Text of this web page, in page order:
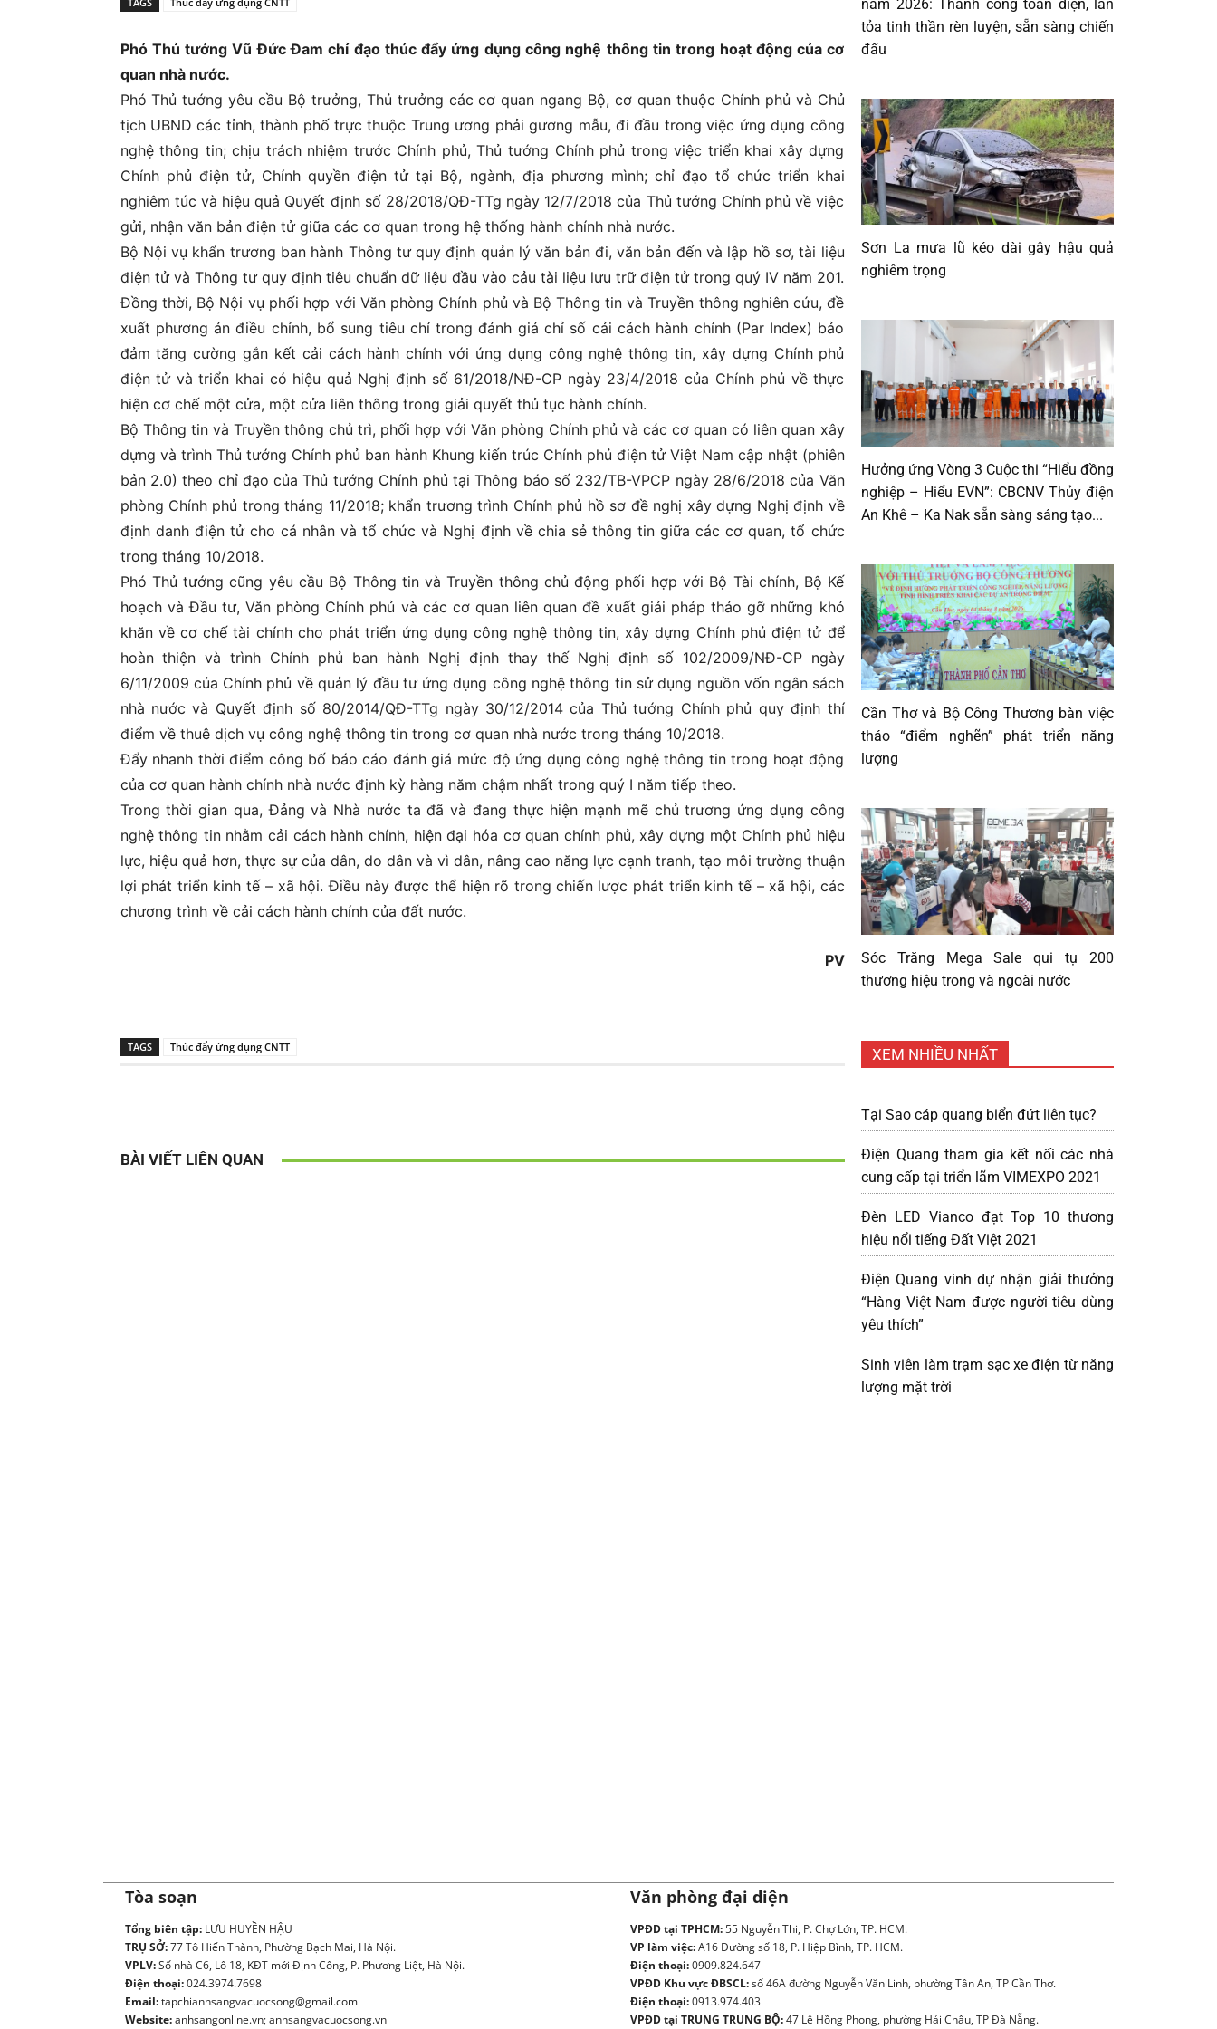
Phó Thủ tướng Vũ Đức Đam chỉ đạo thúc đẩy ứng dụng công nghệ thông tin trong hoạt động của cơ
quan nhà nước.
Phó Thủ tướng yêu cầu Bộ trưởng, Thủ trưởng các cơ quan ngang Bộ, cơ quan thuộc Chính phủ và Chủ
tịch UBND các tỉnh, thành phố trực thuộc Trung ương phải gương mẫu, đi đầu trong việc ứng dụng công
nghệ thông tin; chịu trách nhiệm trước Chính phủ, Thủ tướng Chính phủ trong việc triển khai xây dựng
Chính phủ điện tử, Chính quyền điện tử tại Bộ, ngành, địa phương mình; chỉ đạo tổ chức triển khai
nghiêm túc và hiệu quả Quyết định số 28/2018/QĐ-TTg ngày 12/7/2018 của Thủ tướng Chính phủ về việc
gửi, nhận văn bản điện tử giữa các cơ quan trong hệ thống hành chính nhà nước.
Bộ Nội vụ khẩn trương ban hành Thông tư quy định quản lý văn bản đi, văn bản đến và lập hồ sơ, tài liệu
điện tử và Thông tư quy định tiêu chuẩn dữ liệu đầu vào cảu tài liệu lưu trữ điện tử trong quý IV năm 201.
Đồng thời, Bộ Nội vụ phối hợp với Văn phòng Chính phủ và Bộ Thông tin và Truyền thông nghiên cứu, đề
xuất phương án điều chỉnh, bổ sung tiêu chí trong đánh giá chỉ số cải cách hành chính (Par Index) bảo
đảm tăng cường gắn kết cải cách hành chính với ứng dụng công nghệ thông tin, xây dựng Chính phủ
điện tử và triển khai có hiệu quả Nghị định số 61/2018/NĐ-CP ngày 23/4/2018 của Chính phủ về thực
hiện cơ chế một cửa, một cửa liên thông trong giải quyết thủ tục hành chính.
Bộ Thông tin và Truyền thông chủ trì, phối hợp với Văn phòng Chính phủ và các cơ quan có liên quan xây
dựng và trình Thủ tướng Chính phủ ban hành Khung kiến trúc Chính phủ điện tử Việt Nam cập nhật (phiên
bản 2.0) theo chỉ đạo của Thủ tướng Chính phủ tại Thông báo số 232/TB-VPCP ngày 28/6/2018 của Văn
phòng Chính phủ trong tháng 11/2018; khẩn trương trình Chính phủ hồ sơ đề nghị xây dựng Nghị định về
định danh điện tử cho cá nhân và tổ chức và Nghị định về chia sẻ thông tin giữa các cơ quan, tổ chức
trong tháng 10/2018.
Phó Thủ tướng cũng yêu cầu Bộ Thông tin và Truyền thông chủ động phối hợp với Bộ Tài chính, Bộ Kế
hoạch và Đầu tư, Văn phòng Chính phủ và các cơ quan liên quan đề xuất giải pháp tháo gỡ những khó
khăn về cơ chế tài chính cho phát triển ứng dụng công nghệ thông tin, xây dựng Chính phủ điện tử để
hoàn thiện và trình Chính phủ ban hành Nghị định thay thế Nghị định số 102/2009/NĐ-CP ngày
6/11/2009 của Chính phủ về quản lý đầu tư ứng dụng công nghệ thông tin sử dụng nguồn vốn ngân sách
nhà nước và Quyết định số 80/2014/QĐ-TTg ngày 30/12/2014 của Thủ tướng Chính phủ quy định thí
điểm về thuê dịch vụ công nghệ thông tin trong cơ quan nhà nước trong tháng 10/2018.
Đẩy nhanh thời điểm công bố báo cáo đánh giá mức độ ứng dụng công nghệ thông tin trong hoạt động
của cơ quan hành chính nhà nước định kỳ hàng năm chậm nhất trong quý I năm tiếp theo.
Trong thời gian qua, Đảng và Nhà nước ta đã và đang thực hiện mạnh mẽ chủ trương ứng dụng công
nghệ thông tin nhằm cải cách hành chính, hiện đại hóa cơ quan chính phủ, xây dựng một Chính phủ hiệu
lực, hiệu quả hơn, thực sự của dân, do dân và vì dân, nâng cao năng lực cạnh tranh, tạo môi trường thuận
lợi phát triển kinh tế – xã hội. Điều này được thể hiện rõ trong chiến lược phát triển kinh tế – xã hội, các
chương trình về cải cách hành chính của đất nước.
PV
TAGS Thúc đẩy ứng dụng CNTT
BÀI VIẾT LIÊN QUAN
năm 2026: Thành công toàn diện, lan
tỏa tinh thần rèn luyện, sẵn sàng chiến
đấu
Sơn La mưa lũ kéo dài gây hậu quả
nghiêm trọng
Hưởng ứng Vòng 3 Cuộc thi “Hiểu đồng
nghiệp – Hiểu EVN”: CBCNV Thủy điện
An Khê – Ka Nak sẵn sàng sáng tạo...
Cần Thơ và Bộ Công Thương bàn việc
tháo “điểm nghẽn” phát triển năng
lượng
Sóc Trăng Mega Sale qui tụ 200
thương hiệu trong và ngoài nước
XEM NHIỀU NHẤT
Tại Sao cáp quang biển đứt liên tục?
Điện Quang tham gia kết nối các nhà
cung cấp tại triển lãm VIMEXPO 2021
Đèn LED Vianco đạt Top 10 thương
hiệu nổi tiếng Đất Việt 2021
Điện Quang vinh dự nhận giải thưởng
“Hàng Việt Nam được người tiêu dùng
yêu thích”
Sinh viên làm trạm sạc xe điện từ năng
lượng mặt trời
Tòa soạn
Tổng biên tập: LƯU HUYỀN HẬU
TRỤ SỞ:77 Tô Hiến Thành, Phường Bạch Mai, Hà Nội.
VPLV:Số nhà C6, Lô 18, KĐT mới Định Công, P. Phương Liệt, Hà Nội.
Điện thoại:024.3974.7698
Email:tapchianhsangvacuocsong@gmail.com
Website:anhsangonline.vn; anhsangvacuocsong.vn
Văn phòng đại diện
VPĐD tại TPHCM:55 Nguyễn Thi, P. Chợ Lớn, TP. HCM.
VP làm việc:A16 Đường số 18, P. Hiệp Bình, TP. HCM.
Điện thoại:0909.824.647
VPĐD Khu vực ĐBSCL:số 46A đường Nguyễn Văn Linh, phường Tân An, TP Cần Thơ.
Điện thoại:0913.974.403
VPĐD tại TRUNG TRUNG BỘ:47 Lê Hồng Phong, phường Hải Châu, TP Đà Nẵng.